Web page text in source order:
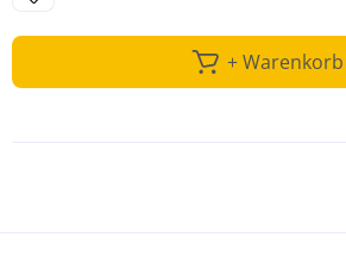
+ Warenkorb